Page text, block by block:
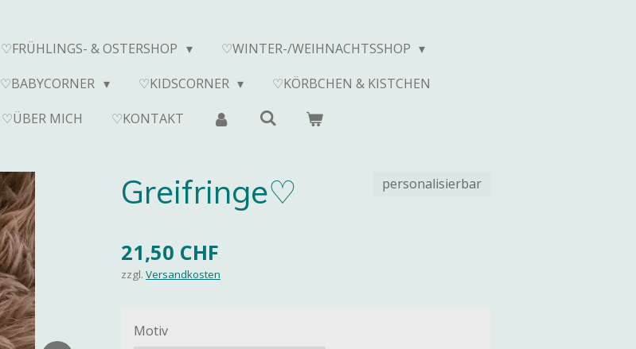
♡FRÜHLINGS- & OSTERSHOP
♡WINTER-/WEIHNACHTSSHOP
♡BABYCORNER ♡KIDSCORNER
♡KÖRBCHEN & KISTCHEN
♡ÜBER MICH ♡KONTAKT
Greifringe♡ personalisierbar
21,50 CHF
zzgl. Versandkosten
Motiv